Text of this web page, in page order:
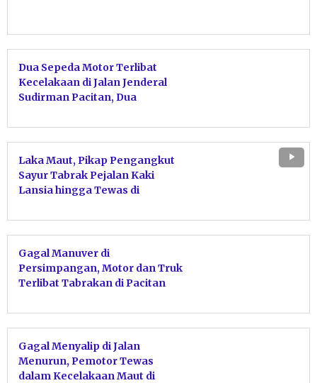
Dua Sepeda Motor Terlibat
Kecelakaan di Jalan Jenderal
Sudirman Pacitan, Dua
Laka Maut, Pikap Pengangkut
Sayur Tabrak Pejalan Kaki
Lansia hingga Tewas di
Gagal Manuver di
Persimpangan, Motor dan Truk
Terlibat Tabrakan di Pacitan
Gagal Menyalip di Jalan
Menurun, Pemotor Tewas
dalam Kecelakaan Maut di